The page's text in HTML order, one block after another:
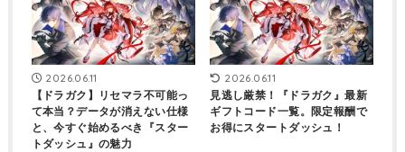
2026.06.11
【ドラガク】リセマラ不可能っ
て本当？データが消えない仕様
と、今すぐ始めるべき『スター
トダッシュ』の魅力
2026.06.11
見逃し厳禁！『ドラガク』最新
ギフトコード一覧。限定報酬で
お得にスタートダッシュ！